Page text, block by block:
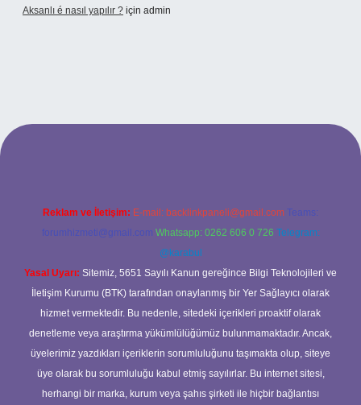
Aksanlı é nasıl yapılır ? için admin
Reklam ve İletişim: E-mail: backlinkpaneli@gmail.com Teams:
forumhizmeti@gmail.com Whatsapp: 0262 606 0 726 Telegram:
@karabul
Yasal Uyarı: Sitemiz, 5651 Sayılı Kanun gereğince Bilgi Teknolojileri ve
İletişim Kurumu (BTK) tarafından onaylanmış bir Yer Sağlayıcı olarak
hizmet vermektedir. Bu nedenle, sitedeki içerikleri proaktif olarak
denetleme veya araştırma yükümlülüğümüz bulunmamaktadır. Ancak,
üyelerimiz yazdıkları içeriklerin sorumluluğunu taşımakta olup, siteye
üye olarak bu sorumluluğu kabul etmiş sayılırlar. Bu internet sitesi,
herhangi bir marka, kurum veya şahıs şirketi ile hiçbir bağlantısı